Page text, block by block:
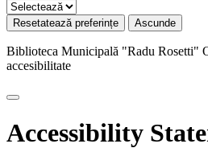
Resetatează preferințe Ascunde
Biblioteca Municipală "Radu Rosetti"
accesibilitate
Accessibility